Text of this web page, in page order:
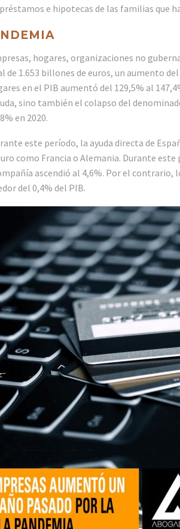
e hipotecas de las familias que
hogares, organizaciones no
1.653 billones de euros, un aumento del
en el PIB aumentó del 129,5% al
sino también el colapso del
en 2020.
este período, la ayuda directa de
como Francia o Alemania. Durante
ascendió al 4,6%. Por el contrario,
del 0,4% del PIB.